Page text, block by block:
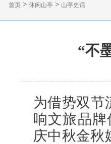
首页 > 休闲山亭 > 山亭史话
“不
为借势双节
响文旅品牌
庆中秋金秋